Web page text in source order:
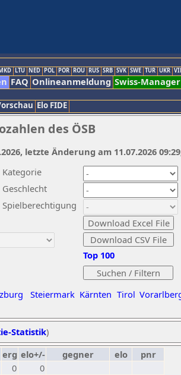
LTU NED POL POR ROU RUS SRB SVK SWE TUR UKR
FAQ Onlineanmeldung Swiss-Manager
Elo FIDE
des ÖSB
Kategorie
Geschlecht
Spielberechtigung
Steiermark Kärnten Tirol
Top 100
letzte Änderung am 11.07.2026
Statistik)
erg elo+/- gegner elo
pnr
0
0